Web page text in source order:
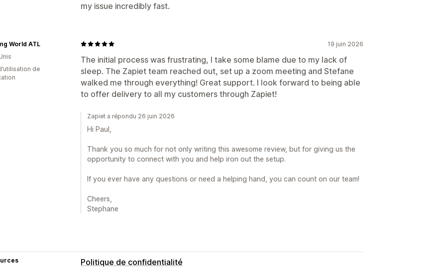
my issue incredibly fast.
19 juin 2026
The initial process was frustrating, I take some blame due to my lack of
sleep. The Zapiet team reached out, set up a zoom meeting and Stefane
walked me through everything! Great support. I look forward to being able
to offer delivery to all my customers through Zapiet!
World ATL
de
Zapiet a répondu 26 juin 2026
Hi Paul,
Thank you so much for not only writing this awesome review, but for giving us the
opportunity to connect with you and help iron out the setup.
If you ever have any questions or need a helping hand, you can count on our team!
Cheers,
Stephane
Politique de confidentialité